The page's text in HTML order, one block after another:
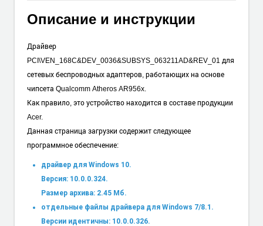
Описание и инструкции
Драйвер
PCI\VEN_168C&DEV_0036&SUBSYS_063211AD&REV_01 для
сетевых беспроводных адаптеров, работающих на основе
чипсета Qualcomm Atheros AR956x.
Как правило, это устройство находится в составе продукции
Acer.
Данная страница загрузки содержит следующее
программное обеспечение:
драйвер для Windows 10.
Версия: 10.0.0.324.
Размер архива: 2.45 Мб.
отдельные файлы драйвера для Windows 7/8.1.
Версии идентичны: 10.0.0.326.